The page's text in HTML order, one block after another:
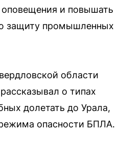
и повышать
защиту промышленных
области
о типах
долетать до Урала,
опасности БПЛА.